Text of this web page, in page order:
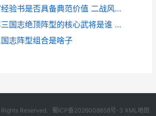
二战风云军官经验书是否具备典范价值 二战风云军衔
壮志凌云少年三国志绝顶阵型的核心武将是谁 壮志凌云少三热血版攻略
志阵型组合是啥子
Reserved. 蜀ICP备2026008658号-3 XML地图